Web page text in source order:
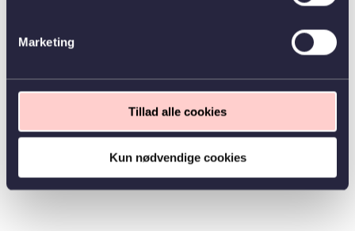
Marketing
Tillad alle cookies
Kun nødvendige cookies